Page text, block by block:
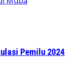
Pemilu